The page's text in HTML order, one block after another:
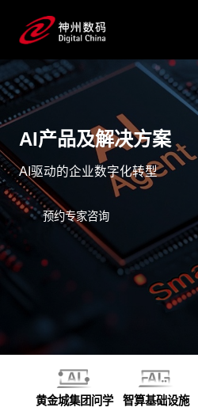
AI产品及解决方案
AI驱动的企业数字化转型
预约专家咨询
黄金城集团问学 智算基础设施